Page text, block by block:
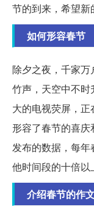
节的到来，希望新
如何形容春节
除夕之夜，千家
竹声，天空中不
大的电视荧屏，
形容了春节的喜
发布的数据，每
他时间段的十倍以
介绍春节的作